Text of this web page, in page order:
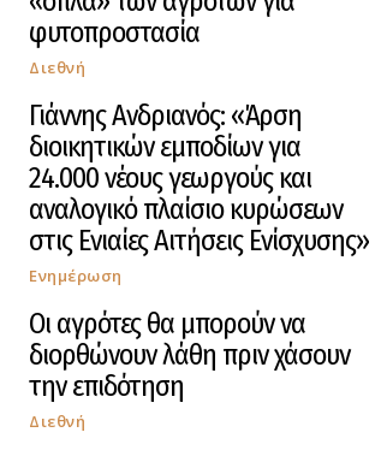
φυτοπροστασία
Διεθνή
Γιάννης Ανδριανός: «Άρση
διοικητικών εμποδίων για
24.000 νέους γεωργούς και
αναλογικό πλαίσιο κυρώσεων
στις Ενιαίες Αιτήσεις Ενίσχυσης»
Ενημέρωση
Οι αγρότες θα μπορούν να
διορθώνουν λάθη πριν χάσουν
την επιδότηση
Διεθνή